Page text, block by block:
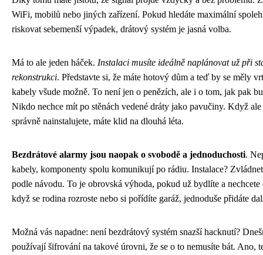
WiFi, mobilů nebo jiných zařízení. Pokud hledáte maximální
riskovat sebemenší výpadek, drátový systém je jasná volba.
Má to ale jeden háček. Instalaci musíte ideálně naplánovat už při
rekonstrukci. Představte si, že máte hotový dům a teď by se měly
kabely všude možně. To není jen o penězích, ale i o tom, jak pak
Nikdo nechce mít po stěnách vedené dráty jako pavučiny. Když
správně nainstalujete, máte klid na dlouhá léta.
Bezdrátové alarmy jsou naopak o svobodě a jednoduchosti.
kabely, komponenty spolu komunikují po rádiu. Instalace?
podle návodu. To je obrovská výhoda, pokud už bydlíte a nechcete
když se rodina rozroste nebo si pořídíte garáž, jednoduše přidáte
Možná vás napadne: není bezdrátový systém snazší hacknutí?
používají šifrování na takové úrovni, že se o to nemusíte bát. Ano,